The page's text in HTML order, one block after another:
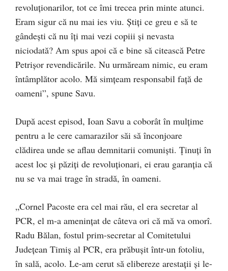
revoluționarilor, tot ce îmi trecea prin minte atunci.
Eram sigur că nu mai ies viu. Știţi ce greu e să te
gândești că nu îți mai vezi copiii și nevasta
niciodată? Am spus apoi că e bine să citească Petre
Petrișor revendicările. Nu urmăream nimic, eu eram
întâmplător acolo. Mă simțeam responsabil față de
oameni”, spune Savu.
După acest episod, Ioan Savu a coborât în mulțime
pentru a le cere camarazilor săi să înconjoare
clădirea unde se aflau demnitarii comuniști. Ținuți în
acest loc și păziți de revoluționari, ei erau garanția că
nu se va mai trage în stradă, în oameni.
„Cornel Pacoste era cel mai rău, el era secretar al
PCR, el m-a amenințat de câteva ori că mă va omorî.
Radu Bălan, fostul prim-secretar al Comitetului
Județean Timiș al PCR, era prăbușit într-un fotoliu,
în sală, acolo. Le-am cerut să elibereze arestații și le-